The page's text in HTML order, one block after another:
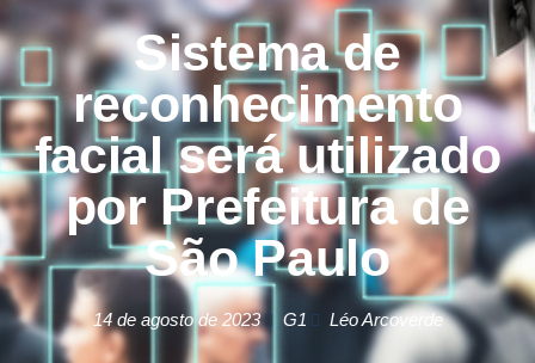
Sistema de
reconhecimento
facial será utilizado
por Prefeitura de
São Paulo
14 de agosto de 2023 G1 Léo Arcoverde